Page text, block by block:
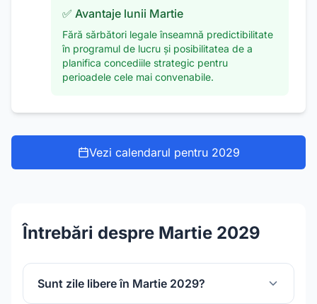
✅ Avantaje lunii Martie
Fără sărbători legale înseamnă predictibilitate
în programul de lucru și posibilitatea de a
planifica concediile strategic pentru
perioadele cele mai convenabile.
Vezi calendarul pentru 2029
Întrebări despre Martie 2029
Sunt zile libere în Martie 2029?